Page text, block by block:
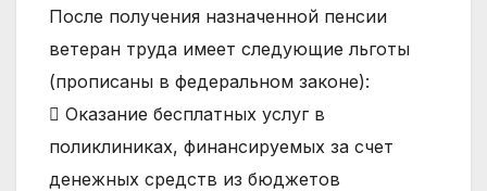
После получения назначенной пенсии
ветеран труда имеет следующие льготы
(прописаны в федеральном законе):
 Оказание бесплатных услуг в
поликлиниках, финансируемых за счет
денежных средств из бюджетов